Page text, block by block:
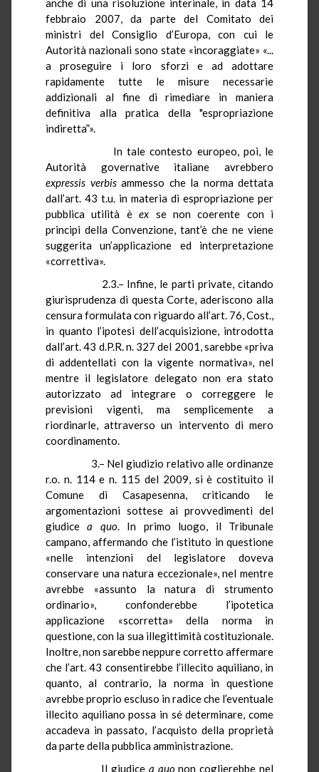
anche di una risoluzione interinale, in data 14
febbraio 2007, da parte del Comitato dei
ministri del Consiglio d’Europa, con cui le
Autorità nazionali sono state «incoraggiate» «...
a proseguire i loro sforzi e ad adottare
rapidamente tutte le misure necessarie
addizionali al fine di rimediare in maniera
definitiva alla pratica della "espropriazione
indiretta”».
In tale contesto europeo, poi, le
Autorità governative italiane avrebbero
expressis verbisammesso che la norma dettata
dall’art. 43 t.u. in materia di espropriazione per
pubblica utilità èex se non coerente con i
principi della Convenzione, tant’è che ne viene
suggerita un’applicazione ed interpretazione
«correttiva».
2.3.– Infine, le parti private, citando
giurisprudenza di questa Corte, aderiscono alla
censura formulata con riguardo all’art. 76, Cost.,
in quanto l’ipotesi dell’acquisizione, introdotta
dall’art. 43 d.P.R.n. 327 del 2001, sarebbe «priva
di addentellati con la vigente normativa», nel
mentre il legislatore delegato non era stato
autorizzato ad integrare o correggere le
previsioni vigenti, ma semplicemente a
riordinarle, attraverso un intervento di mero
coordinamento.
3.– Nel giudizio relativo alle ordinanze
r.o. n. 114 e n. 115 del 2009, si è costituito il
Comune di Casapesenna, criticando le
argomentazioni sottese ai provvedimenti del
giudicea quo. In primo luogo, il Tribunale
campano, affermando che l’istituto in questione
«nelle intenzioni del legislatore doveva
conservare una natura eccezionale», nel mentre
avrebbe «assunto la natura di strumento
ordinario», confonderebbe l’ipotetica
applicazione «scorretta» della norma in
questione, con la sua illegittimità costituzionale.
Inoltre, non sarebbe neppure corretto affermare
che l’art. 43 consentirebbe l’illecito aquiliano, in
quanto, al contrario, la norma in questione
avrebbe proprio escluso in radice che l’eventuale
illecito aquiliano possa in sé determinare, come
accadeva in passato, l’acquisto della proprietà
da parte della pubblica amministrazione.
Il giudice a quonon coglierebbe nel